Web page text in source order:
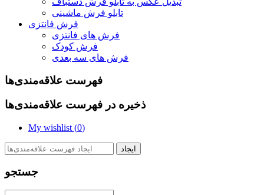
تابلو فرش ماشینی
فرش فانتزی
فرش های فانتزی
فرش کودک
فرش های سه بعدی
فهرست علاقه‌مندی‌ها
ذخیره در فهرست علاقه‌مندی‌ها
My wishlist (0)
ایجاد
جستجو